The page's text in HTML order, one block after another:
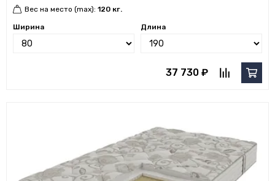
Вес на место (max): 120 кг.
Ширина Длина
37 730 ₽